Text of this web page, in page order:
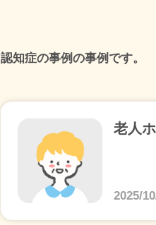
認知症の事例の事例です。
老人
2025/